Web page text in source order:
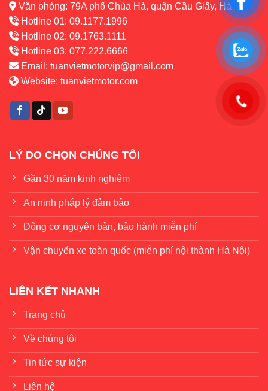
Văn phòng: 79A phố Chùa Hà, quận Cầu Giấy, Hà Nội
Hotline 01: 09.1177.1996
Hotline 02: 09.1763.1111
Hotline 03: 077.222.6666
Email: tuanvietmotorvip@gmail.com
Website: tuanvietmotor.com
LÝ DO CHỌN CHÚNG TÔI
Gần 30 năm kinh nghiệm
An ninh pháp lý đảm bảo
Động cơ nguyên bản, bảo hành miễn phí
Vận chuyển xe toàn quốc (miễn phí nội thành Hà Nội)
LIÊN KẾT NHANH
Trang chủ
Về chúng tôi
Tin tức sự kiện
Liên hệ